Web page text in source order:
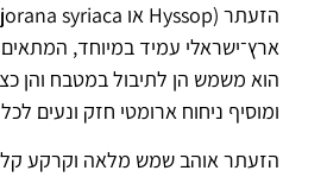
ארץ־ישראלי עמיד במיוחד, המתאים
הוא משמש הן לתיבול במטבח והן
ומוסיף ניחוח ארומטי חזק ונעים
הזעתר אוהב שמש מלאה וקרקע